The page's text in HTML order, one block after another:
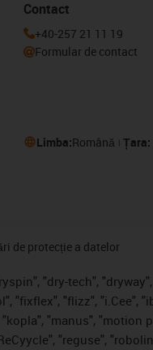
Contact
+40-257 21 11 19
Formular de contact
Limba:Română Țara:
de protecție a datelor
"dry-tech",
"fixflex", "flizz", "i.Cee",
"kopla", "manus", "motion
"reguse",